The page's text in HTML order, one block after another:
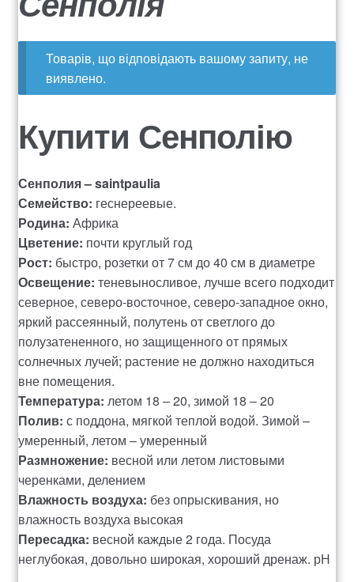
e
a
r
c
о
а
а
ц
ї
о
о
н
Доставка квітів
525
Вакансії
ДОГОВІР ПУБЛІЧНОЇ ОФЕРТИ
Корзина
Мой аккаунт
Оформление заказа
Рахунок 1060
Рахунок 1606
Рахунок 2415
рахунок 3545
рахунок 4180
Товарів, що відповідають вашому запиту, не
виявлено.
Купити Сенполію
Сенполия – saintpaulia
Семейство: геснереевые.
Родина: Африка
Цветение: почти круглый год
Рост: быстро, розетки от 7 см до 40 см в диаметре
Освещение: теневыносливое, лучше всего подходит
северное, северо-восточное, северо-западное окно,
яркий рассеянный, полутень от светлого до
полузатененного, но защищенного от прямых
солнечных лучей; растение не должно находиться
вне помещения.
Температура: летом 18 – 20, зимой 18 – 20
Полив: с поддона, мягкой теплой водой. Зимой –
умеренный, летом – умеренный
Размножение: весной или летом листовыми
черенками, делением
Влажность воздуха: без опрыскивания, но
влажность воздуха высокая
Пересадка: весной каждые 2 года. Посуда
неглубокая, довольно широкая, хороший дренаж. рН